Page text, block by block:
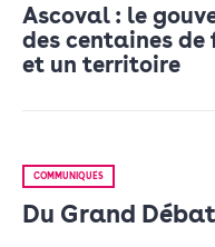
Ascoval : le
des centaines
et un territoire
COMMUNIQUÉS
Du Grand